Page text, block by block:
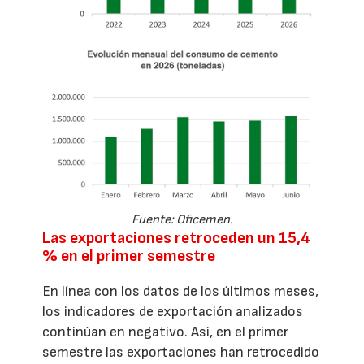
Fuente: Oficemen.
Las exportaciones retroceden un 15,4
% en el primer semestre
En línea con los datos de los últimos meses,
los indicadores de exportación analizados
continúan en negativo. Así, en el primer
semestre las exportaciones han retrocedido